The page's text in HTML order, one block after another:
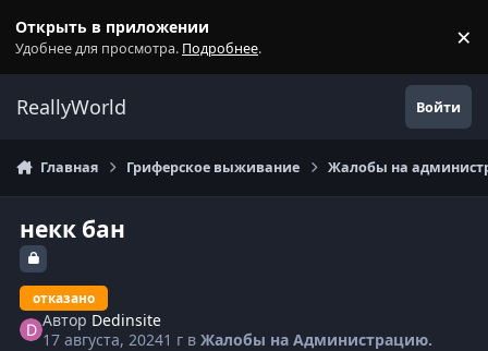
Открыть в приложении
Удобнее для просмотра. Подробнее. ×
ReallyWorld Войти
Главная Гриферское выживание Жалобы на
некк бан
отказано
Автор Dedinsite
17 августа, 20241 г вЖалобы на Администрацию.